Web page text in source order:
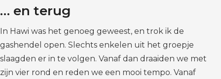
… en terug
In Hawi was het genoeg geweest, en trok ik de
gashendel open. Slechts enkelen uit het groepje
slaagden er in te volgen. Vanaf dan draaiden we met
zijn vier rond en reden we een mooi tempo. Vanaf